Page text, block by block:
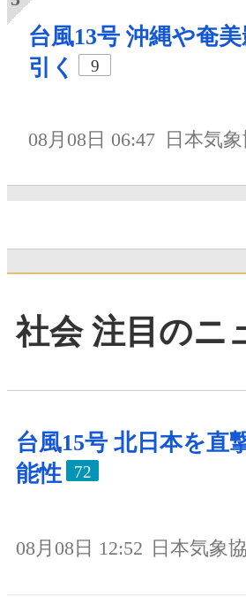
台風13号 沖縄や奄
引く
9
08月08日 06:47 日本気
社会 注目のニ
台風15号 北日本を直
能性
72
08月08日 12:52 日本気象